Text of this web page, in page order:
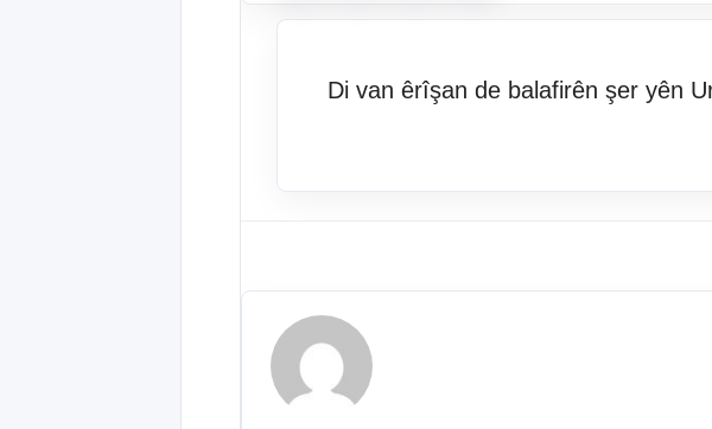
Di van êrîşan de balafirên şer yên